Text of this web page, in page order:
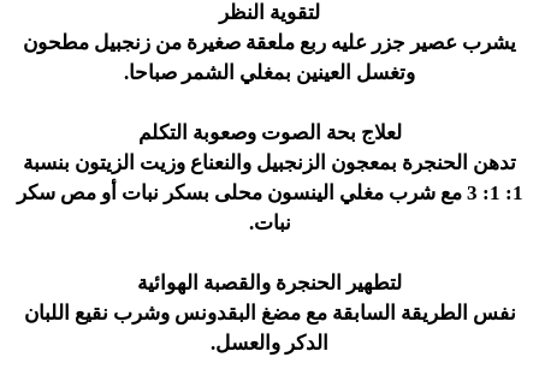
لتقوية النظر
يشرب عصير جزر عليه ربع ملعقة صغيرة من زنجبيل مطحون
وتغسل العينين بمغلي الشمر صباحا.
لعلاج بحة الصوت وصعوبة التكلم
تدهن الحنجرة بمعجون الزنجبيل والنعناع وزيت الزيتون بنسبة
1: 1: 3 مع شرب مغلي الينسون محلى بسكر نبات أو مص سكر
نبات.
لتطهير الحنجرة والقصبة الهوائية
نفس الطريقة السابقة مع مضغ البقدونس وشرب نقيع اللبان
الدكر والعسل.